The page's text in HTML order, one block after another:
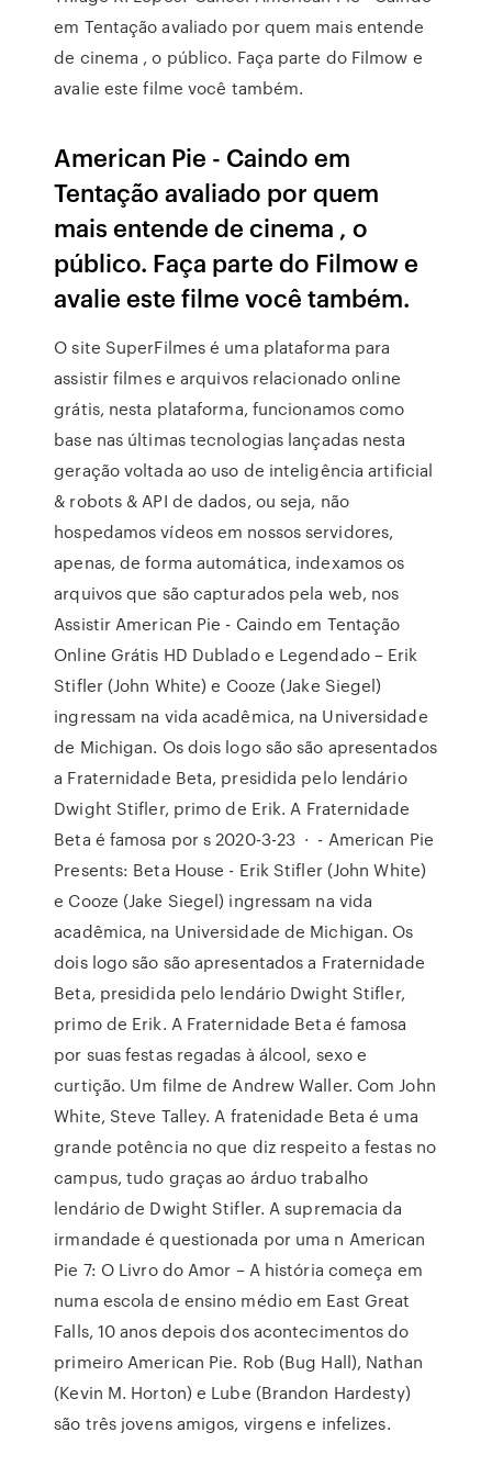
em Tentação avaliado por quem mais entende
de cinema , o público. Faça parte do Filmow e
avalie este filme você também.
American Pie - Caindo em
Tentação avaliado por quem
mais entende de cinema , o
público. Faça parte do Filmow e
avalie este filme você também.
O site SuperFilmes é uma plataforma para
assistir filmes e arquivos relacionado online
grátis, nesta plataforma, funcionamos como
base nas últimas tecnologias lançadas nesta
geração voltada ao uso de inteligência artificial
& robots & API de dados, ou seja, não
hospedamos vídeos em nossos servidores,
apenas, de forma automática, indexamos os
arquivos que são capturados pela web, nos
Assistir American Pie - Caindo em Tentação
Online Grátis HD Dublado e Legendado – Erik
Stifler (John White) e Cooze (Jake Siegel)
ingressam na vida acadêmica, na Universidade
de Michigan. Os dois logo são são apresentados
a Fraternidade Beta, presidida pelo lendário
Dwight Stifler, primo de Erik. A Fraternidade
Beta é famosa por s 2020-3-23 · - American Pie
Presents: Beta House - Erik Stifler (John White)
e Cooze (Jake Siegel) ingressam na vida
acadêmica, na Universidade de Michigan. Os
dois logo são são apresentados a Fraternidade
Beta, presidida pelo lendário Dwight Stifler,
primo de Erik. A Fraternidade Beta é famosa
por suas festas regadas à álcool, sexo e
curtição. Um filme de Andrew Waller. Com John
White, Steve Talley. A fratenidade Beta é uma
grande potência no que diz respeito a festas no
campus, tudo graças ao árduo trabalho
lendário de Dwight Stifler. A supremacia da
irmandade é questionada por uma n American
Pie 7: O Livro do Amor – A história começa em
numa escola de ensino médio em East Great
Falls, 10 anos depois dos acontecimentos do
primeiro American Pie. Rob (Bug Hall), Nathan
(Kevin M. Horton) e Lube (Brandon Hardesty)
são três jovens amigos, virgens e infelizes.